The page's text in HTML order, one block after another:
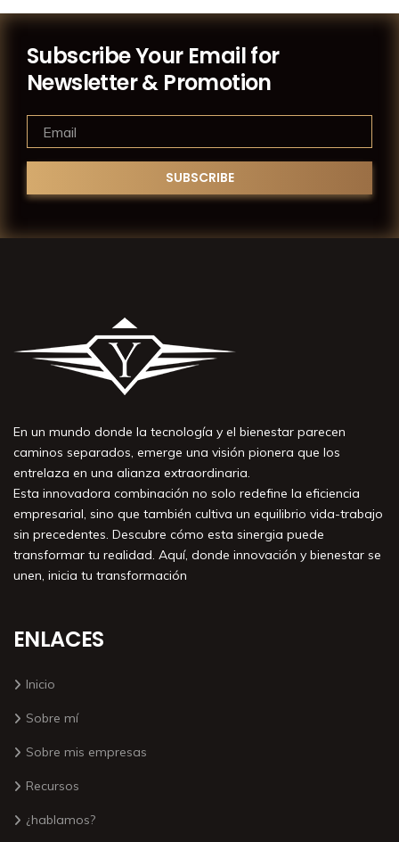
Subscribe Your Email for
Newsletter & Promotion
En un mundo donde la tecnología y el bienestar parecen
caminos separados, emerge una visión pionera que los
entrelaza en una alianza extraordinaria.
Esta innovadora combinación no solo redefine la eficiencia
empresarial, sino que también cultiva un equilibrio vida-trabajo
sin precedentes. Descubre cómo esta sinergia puede
transformar tu realidad. Aquí, donde innovación y bienestar se
unen, inicia tu transformación
ENLACES
Inicio
Sobre mí
Sobre mis empresas
Recursos
¿hablamos?